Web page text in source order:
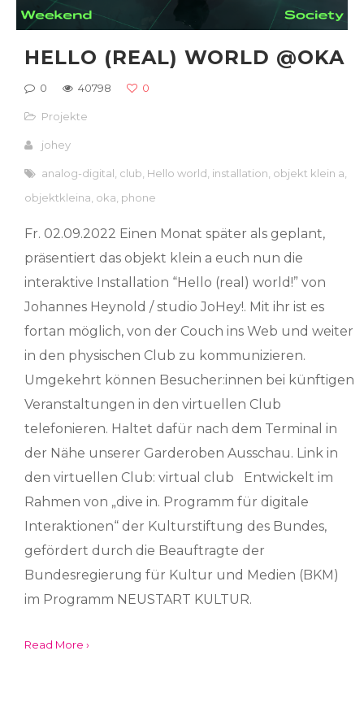
HELLO (REAL) WORLD @OKA
0 40798 0
Projekte
johey
analog-digital club Hello world installation objekt klein a
objektkleina oka phone
Fr. 02.09.2022 Einen Monat später als geplant,
präsentiert das objekt klein a euch nun die
interaktive Installation “Hello (real) world!” von
Johannes Heynold / studio JoHey!. Mit ihr ist es
fortan möglich, von der Couch ins Web und weiter
in den physischen Club zu kommunizieren.
Umgekehrt können Besucher:innen bei künftigen
Veranstaltungen in den virtuellen Club
telefonieren. Haltet dafür nach dem Terminal in
der Nähe unserer Garderoben Ausschau. Link in
den virtuellen Club: virtual club Entwickelt im
Rahmen von „dive in. Programm für digitale
Interaktionen“ der Kulturstiftung des Bundes,
gefördert durch die Beauftragte der
Bundesregierung für Kultur und Medien (BKM)
im Programm NEUSTART KULTUR.
Read More ›